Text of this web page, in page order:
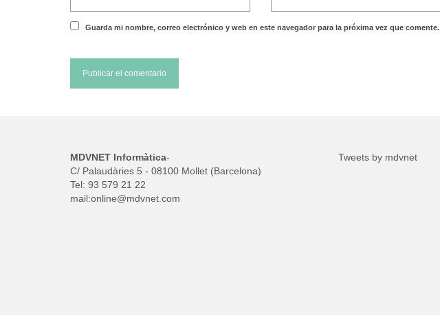
Guarda mi nombre, correo electrónico y web en este navegador para la próxima vez que comente.
MDVNET Informàtica-
C/ Palaudàries 5 - 08100 Mollet (Barcelona)
Tel: 93 579 21 22
mail:online@mdvnet.com
Tweets by mdvnet